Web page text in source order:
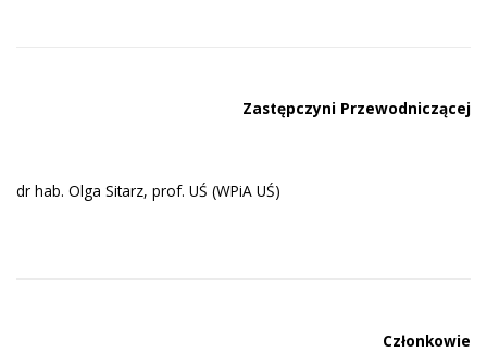
Zastępczyni Przewodniczącej
dr hab. Olga Sitarz, prof. UŚ (WPiA UŚ)
Członkowie